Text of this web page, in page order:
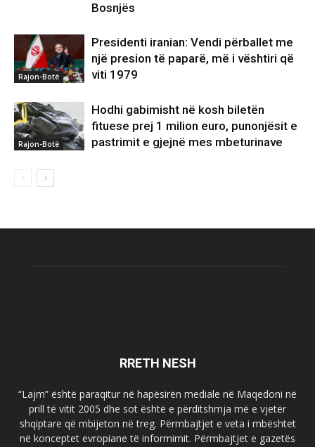
Bosnjës
Rajon-Botë
Presidenti iranian: Vendi përballet me
një presion të paparë, më i vështiri që
viti 1979
Rajon-Botë
Hodhi gabimisht në kosh biletën
fituese prej 1 milion euro, punonjësit e
pastrimit e gjejnë mes mbeturinave
RRETH NESH
“Lajm” është paraqitur në hapësirën mediale në Maqedoni në
prill të vitit 2005 dhe sot është e përditshmja më e vjetër
shqiptare që mbijeton në treg. Përmbajtjet e veta i mbështet
në konceptet evropiane të informimit. Përmbajtjet e gazetës